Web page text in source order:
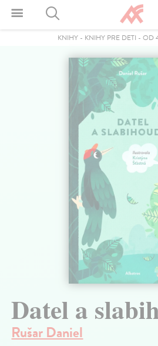
KNIHY - KNIHY PRE DETI - OD
Datel a
Rušar Daniel